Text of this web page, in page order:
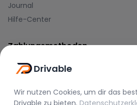
Journal
Hilfe-Center
Zahlungsmethoden
Drivable
Wir nutzen Cookies, um dir das
Drivable zu bieten.